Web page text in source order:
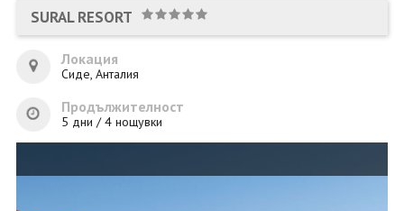
ПОЧИВКИ
КРУИЗИ
ЕКЗОТИКА
SURAL RESORT
Локация
Сиде, Анталия
Продължителност
5 дни / 4 нощувки